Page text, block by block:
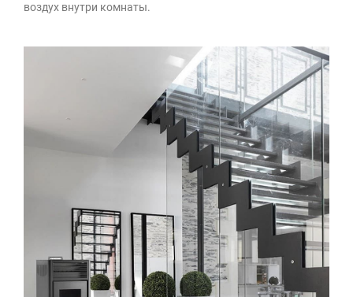
воздух внутри комнаты.